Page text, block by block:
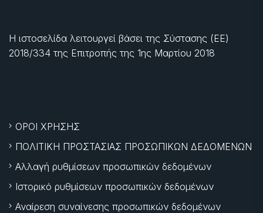
Η ιστοσελίδα λειτουργεί βάσει της Σύστασης (ΕΕ)
2018/334 της Επιτροπής της 1ης Μαρτίου 2018
ΟΡΟΙ ΧΡΗΣΗΣ
ΠΟΛΙΤΙΚΗ ΠΡΟΣΤΑΣΙΑΣ ΠΡΟΣΩΠΙΚΩΝ ΔΕΔΟΜΕΝΩΝ
Αλλαγή ρυθμίσεων προσωπικών δεδομένων
Ιστορικό ρυθμίσεων προσωπικών δεδομένων
Αναίρεση συναίνεσης προσωπικών δεδομένων